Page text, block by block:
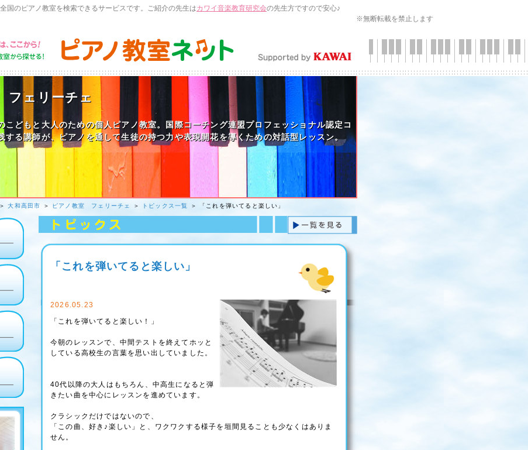
国のピアノ教室を検索できるサービスです。ご紹介の先生はカワイ音楽教育研究会の先生方ですので安心♪
※無断転載を禁止します
フェリーチェ
こどもと大人のための個人ピアノ教室。国際コーチング連盟プロフェッショナル認定コ
する講師が、ピアノを通して生徒の持つ力や表現開花を導くための対話型レッスン。
＞大和高田市 ＞ ピアノ教室 フェリーチェ ＞ トピックス一覧 ＞ 「これを弾いてると楽しい」
「これを弾いてると楽しい」
2026.05.23
「これを弾いてると楽しい！」
今朝のレッスンで、中間テストを終えてホッと
している高校生の言葉を思い出していました。
40代以降の大人はもちろん、中高生になると弾
きたい曲を中心にレッスンを進めています。
クラシックだけではないので、
「この曲、好き♪楽しい」と、ワクワクする様子を垣間見ることも少なくはありま
せん。